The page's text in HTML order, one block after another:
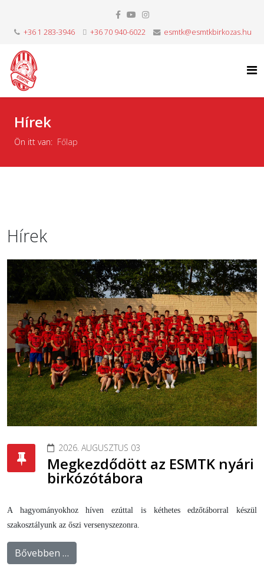
+36 1 283-3946 +36 70 940-6022 esmtk@esmtkbirkozas.hu
Hírek
Ön itt van: Főlap
Hírek
2026. AUGUSZTUS 03
Megkezdődött az ESMTK nyári
birkózótábora
A hagyományokhoz híven ezúttal is kéthetes edzőtáborral készül
szakosztályunk az őszi versenyszezonra.
Bővebben …